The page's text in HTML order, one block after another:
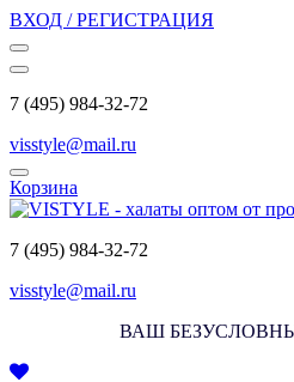
ВХОД / РЕГИСТРАЦИЯ
7 (495) 984-32-72
visstyle@mail.ru
Корзина
7 (495) 984-32-72
visstyle@mail.ru
ВАШ